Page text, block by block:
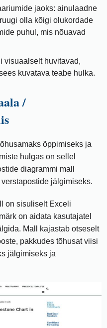
jaoks: ainulaadne
olla kõigi olukordade
puhul, mis nõuavad
visuaalselt huvitavad,
kuvatava teabe hulka.
/
õppimiseks ja
hulgas on sellel
diagrammi mall
jälgimiseks.
on sisuliselt Exceli
on aidata kasutajatel
Mall kajastab otseselt
pakkudes tõhusat viisi
jälgimiseks ja